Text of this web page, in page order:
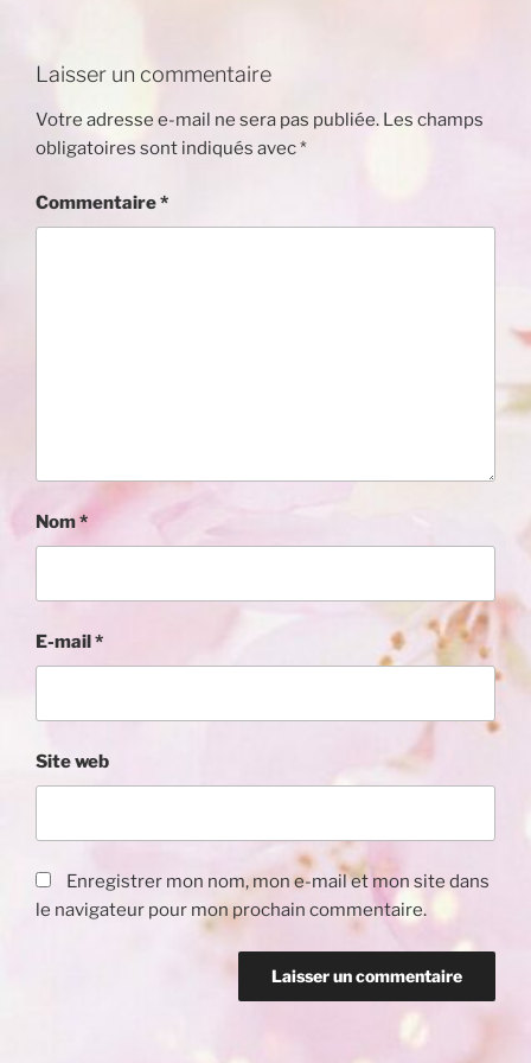
Laisser un commentaire
Votre adresse e-mail ne sera pas publiée. Les champs
obligatoires sont indiqués avec*
Commentaire*
Nom*
E-mail *
Site web
Enregistrer mon nom, mon e-mail et mon site dans
le navigateur pour mon prochain commentaire.